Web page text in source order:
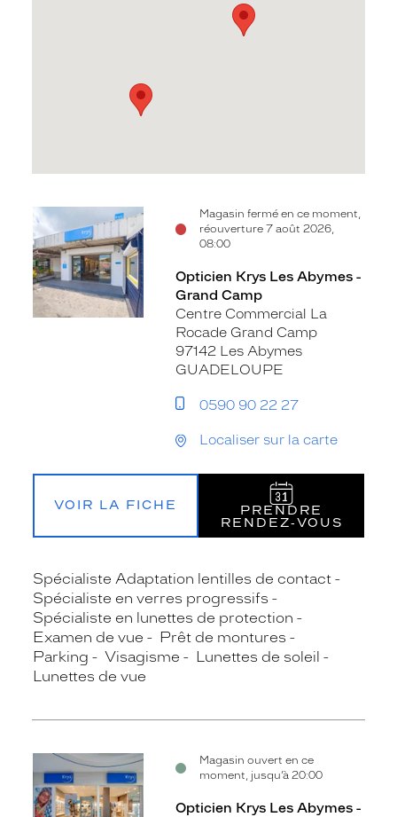
Magasin fermé en ce moment,
réouverture 7 août 2026,
08:00
Voir
la
fiche
Opticien Krys Les Abymes -
Grand Camp
Centre Commercial La
Rocade Grand Camp
97142 Les Abymes
GUADELOUPE
0590 90 22 27
Localiser sur la carte
VOIR LA FICHE
PRENDRE
RENDEZ‑VOUS
Spécialiste Adaptation lentilles de contact
Spécialiste en verres progressifs
Spécialiste en lunettes de protection
Examen de vue
Prêt de montures
Parking
Visagisme
Lunettes de soleil
Lunettes de vue
Magasin ouvert en ce
moment, jusqu’à 20:00
Voir
la
fiche
Opticien Krys Les Abymes -
Voir
la
fiche